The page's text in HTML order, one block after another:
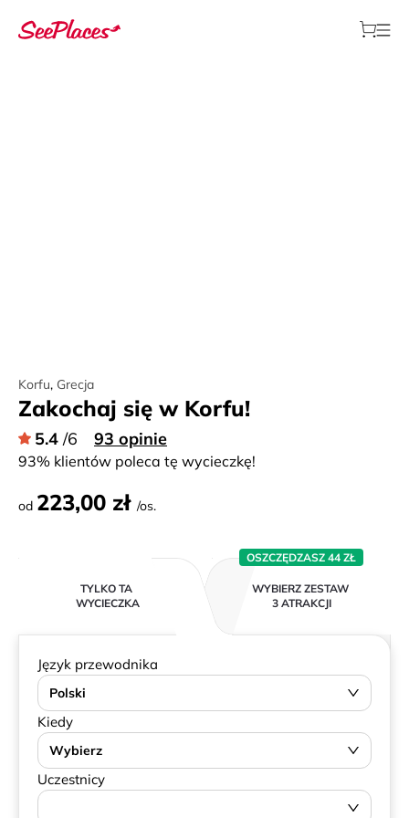
Korfu, Grecja
Zakochaj się w Korfu!
5.4 /6 93 opinie
93% klientów poleca tę wycieczkę!
od 223,00 zł /os.
TYLKO TA
WYCIECZKA
WYBIERZ ZESTAW
3 ATRAKCJI
OSZCZĘDZASZ 44 ZŁ
Język przewodnika
Polski
Kiedy
Wybierz
Uczestnicy